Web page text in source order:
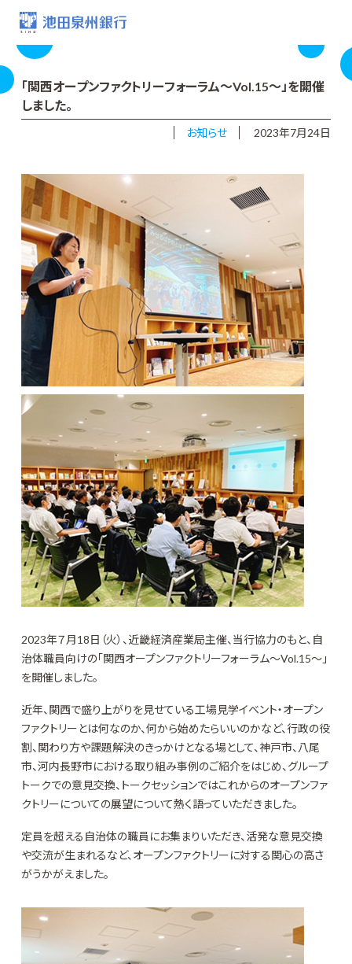
「関西オープンファクトリーフォーラム～Vol.15～」を開催
しました。
お知らせ 2023年7月24日
2023年７月18日（火）、近畿経済産業局主催、当行協力のもと、自
治体職員向けの「関西オープンファクトリーフォーラム～Vol.15～」
を開催しました。
近年、関西で盛り上がりを見せている工場見学イベント・オープン
ファクトリーとは何なのか、何から始めたらいいのかなど、行政の役
割、関わり方や課題解決のきっかけとなる場として、神戸市、八尾
市、河内長野市における取り組み事例のご紹介をはじめ、グループ
トークでの意見交換、トークセッションではこれからのオープンファ
クトリーについての展望について熱く語っていただきました。
定員を超える自治体の職員にお集まりいただき、活発な意見交換
や交流が生まれるなど、オープンファクトリーに対する関心の高さ
がうかがえました。